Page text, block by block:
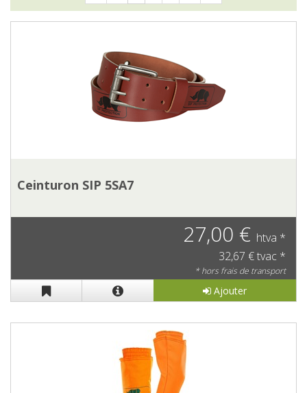
Ceinturon SIP 5SA7
27,00 € htva *
32,67 € tvac *
* hors frais de transport
Ajouter